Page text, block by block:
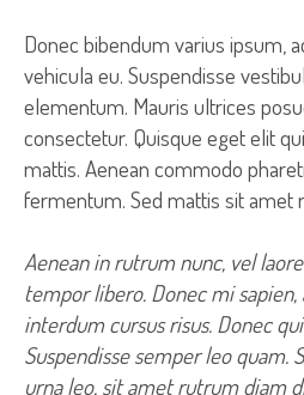
Donec bibendum varius ipsum,
vehicula eu. Suspendisse
elementum. Mauris ultrices
consectetur. Quisque eget elit
mattis. Aenean commodo
fermentum. Sed mattis sit amet
Aenean in rutrum nunc, vel
tempor libero. Donec mi
interdum cursus risus. Donec
Suspendisse semper leo quam.
urna leo, sit amet rutrum diam